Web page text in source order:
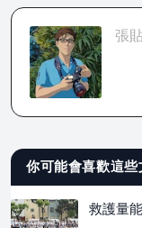
張
你可能會喜歡這些
救護量